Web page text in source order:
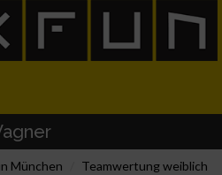
München
Teamwertung weiblich